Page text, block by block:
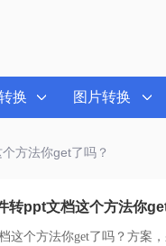
换 图片转换
方法你get了吗？
转ppt文档这个方法你
这个方法你get了吗？ 方案